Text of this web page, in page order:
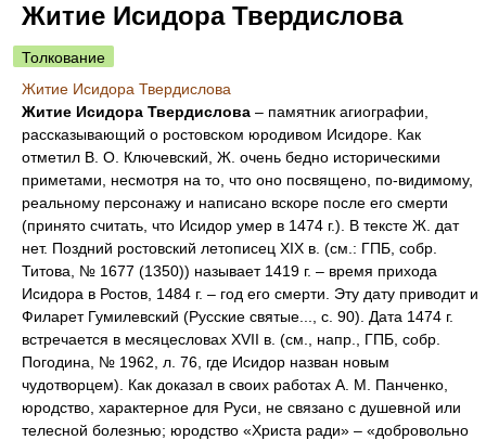
Житие Исидора Твердислова
Толкование
Житие Исидора Твердислова
Житие Исидора Твердислова – памятник агиографии,
рассказывающий о ростовском юродивом Исидоре. Как
отметил В. О. Ключевский, Ж. очень бедно историческими
приметами, несмотря на то, что оно посвящено, по-видимому,
реальному персонажу и написано вскоре после его смерти
(принято считать, что Исидор умер в 1474 г.). В тексте Ж. дат
нет. Поздний ростовский летописец XIX в. (см.: ГПБ, собр.
Титова, № 1677 (1350)) называет 1419 г. – время прихода
Исидора в Ростов, 1484 г. – год его смерти. Эту дату приводит и
Филарет Гумилевский (Русские святые..., с. 90). Дата 1474 г.
встречается в месяцесловах XVII в. (см., напр., ГПБ, собр.
Погодина, № 1962, л. 76, где Исидор назван новым
чудотворцем). Как доказал в своих работах А. М. Панченко,
юродство, характерное для Руси, не связано с душевной или
телесной болезнью; юродство «Христа ради» – «добровольно